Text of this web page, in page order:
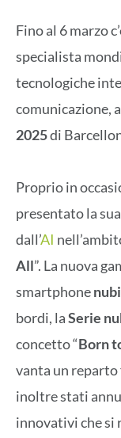
Fino al 6 marzo
specialista
tecnologiche
comunicazione,
2025di
Proprio in
presentato la
dall’AI
All”. La nuova
smartphone
bordi, laSerie
concetto “Born
vanta un reparto
inoltre stati
innovativi che si